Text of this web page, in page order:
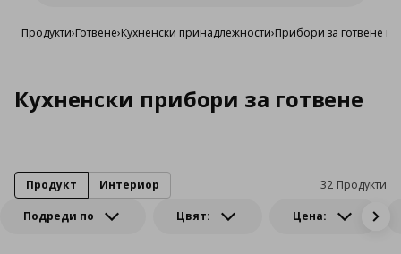
Продукти›Готвене›Кухненски принадлежности›Прибори за готвене и
Кухненски прибори за готвене
Подреди по Цвят: Цена:
32 Продукти
Продукт Интериор